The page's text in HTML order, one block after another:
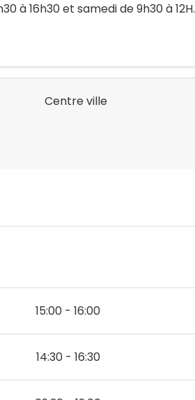
à 16h30 et samedi de 9h30 à 12H.
Centre ville
15:00 - 16:00
14:30 - 16:30